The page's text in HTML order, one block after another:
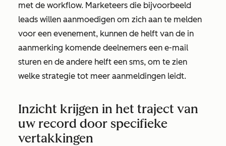
met de workflow. Marketeers die bijvoorbeeld
leads willen aanmoedigen om zich aan te melden
voor een evenement, kunnen de helft van de in
aanmerking komende deelnemers een e-mail
sturen en de andere helft een sms, om te zien
welke strategie tot meer aanmeldingen leidt.
Inzicht krijgen in het traject van
uw record door specifieke
vertakkingen